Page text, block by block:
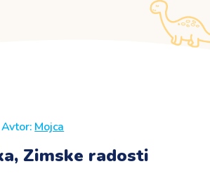
Avtor: Mojca
Zimske radosti